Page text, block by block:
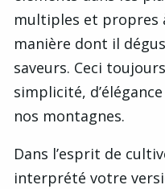
multiples et propres
manière dont il
saveurs. Ceci
simplicité,
nos montagnes.
Dans l’esprit de
interprété votre